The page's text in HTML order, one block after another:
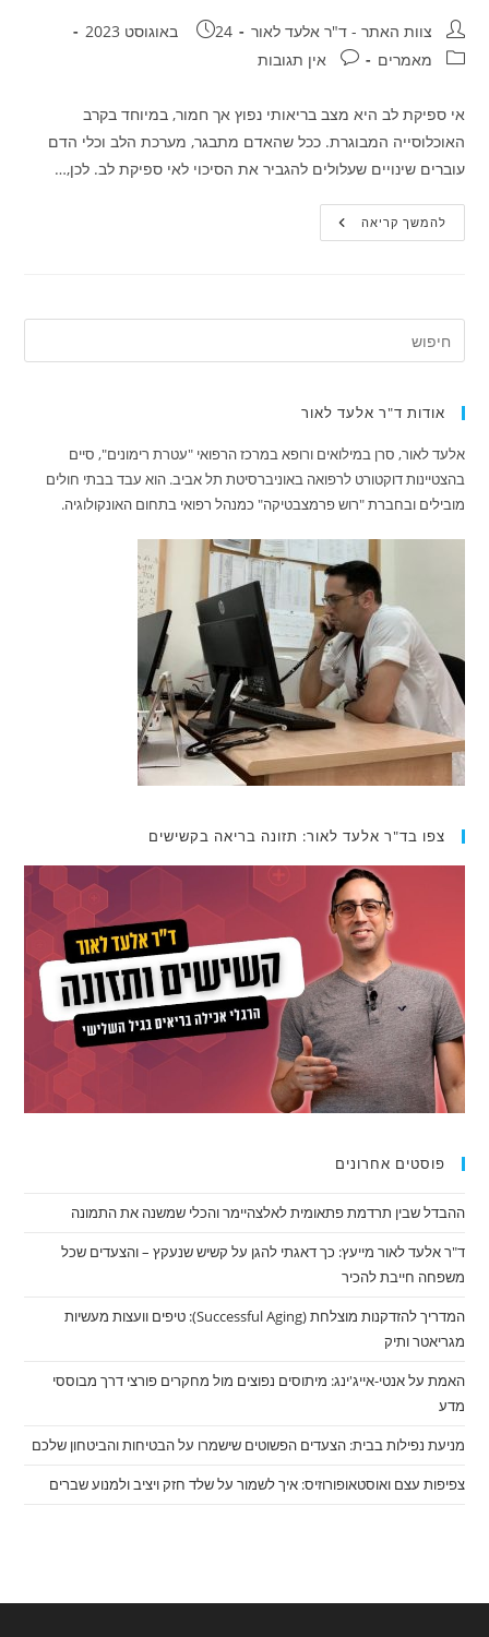
מחבר:צוות האתר - ד"ר אלעד לאור פורסם:
24 באוגוסט 2023
קטגוריה:מאמרים תגובות:אין תגובות
אי ספיקת לב היא מצב בריאותי נפוץ אך חמור, במיוחד בקרב
האוכלוסייה המבוגרת. ככל שהאדם מתבגר, מערכת הלב וכלי הדם
עוברים שינויים שעלולים להגביר את הסיכוי לאי ספיקת לב. לכן,…
להמשך קריאהבריאות
הלב
להקטין
לאי
אודות ד"ר אלעד לאור
אלעד לאור, סרן במילואים ורופא במרכז הרפואי "עטרת רימונים", סיים
בהצטיינות דוקטורט לרפואה באוניברסיטת תל אביב. הוא עבד בבתי חולים
מובילים ובחברת "רוש פרמצבטיקה" כמנהל רפואי בתחום האונקולוגיה.
צפו בד"ר אלעד לאור: תזונה בריאה בקשישים
פוסטים אחרונים
ההבדל שבין תרדמת פתאומית לאלצהיימר והכלי שמשנה את התמונה
ד"ר אלעד לאור מייעץ: כך דאגתי להגן על קשיש שנעקץ – והצעדים שכל
משפחה חייבת להכיר
המדריך להזדקנות מוצלחת (Successful Aging): טיפים וועצות מעשיות
מגריאטר ותיק
האמת על אנטי-אייג'ינג: מיתוסים נפוצים מול מחקרים פורצי דרך מבוססי
מדע
מניעת נפילות בבית: הצעדים הפשוטים שישמרו על הבטיחות והביטחון שלכם
צפיפות עצם ואוסטאופורוזיס: איך לשמור על שלד חזק ויציב ולמנוע שברים